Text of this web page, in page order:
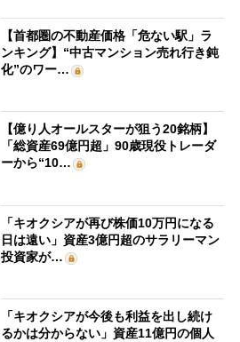
【首都圏の不動産価格「危ない駅」ラ
ンキング】“中古マンション売れ行き鈍
化”のワー…
【億り人オールスターが狙う20銘柄】
「総資産69億円超」90歳現役トレーダ
ーから“10…
「キオクシアが再び株価10万円になる
日は遠い」資産3億円超のサラリーマン
投資家が…
「キオクシアが今後も利益を出し続け
るかは分からない」資産11億円の個人